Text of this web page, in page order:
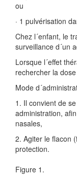
ou
· 1 pulvérisation
Chez l´enfant, le
surveillance d´un
Lorsque l´effet
rechercher la
Mode
1. Il convient de
administration,
nasales,
2. Agiter le flacon
protection.
Figure 1.